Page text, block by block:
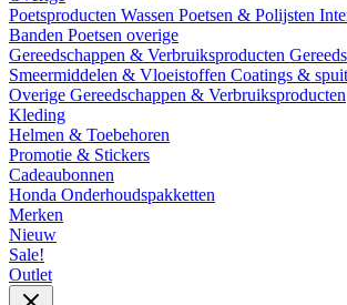
Poetsproducten Wassen Poetsen & Polijsten
Banden Poetsen overige
Gereedschappen & Verbruiksproducten
Smeermiddelen & Vloeistoffen Coatings &
Overige Gereedschappen & Verbruiksproducten
Kleding
Helmen & Toebehoren
Promotie & Stickers
Cadeaubonnen
Honda Onderhoudspakketten
Merken
Nieuw
Sale!
Outlet